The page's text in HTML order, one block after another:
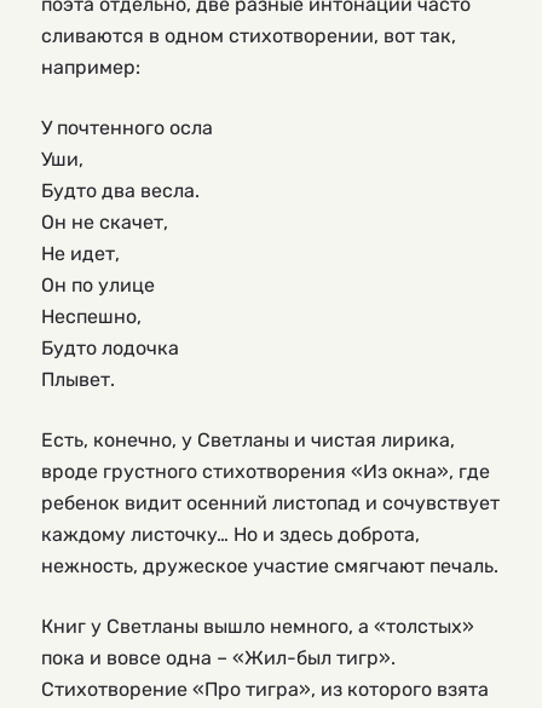
сливаются в одном стихотворении, вот так,
например:
У почтенного осла
Уши,
Будто два весла.
Он не скачет,
Не идет,
Он по улице
Неспешно,
Будто лодочка
Плывет.
Есть, конечно, у Светланы и чистая лирика,
вроде грустного стихотворения «Из окна», где
ребенок видит осенний листопад и сочувствует
каждому листочку… Но и здесь доброта,
нежность, дружеское участие смягчают печаль.
Книг у Светланы вышло немного, а «толстых»
пока и вовсе одна – «Жил-был тигр».
Стихотворение «Про тигра», из которого взята